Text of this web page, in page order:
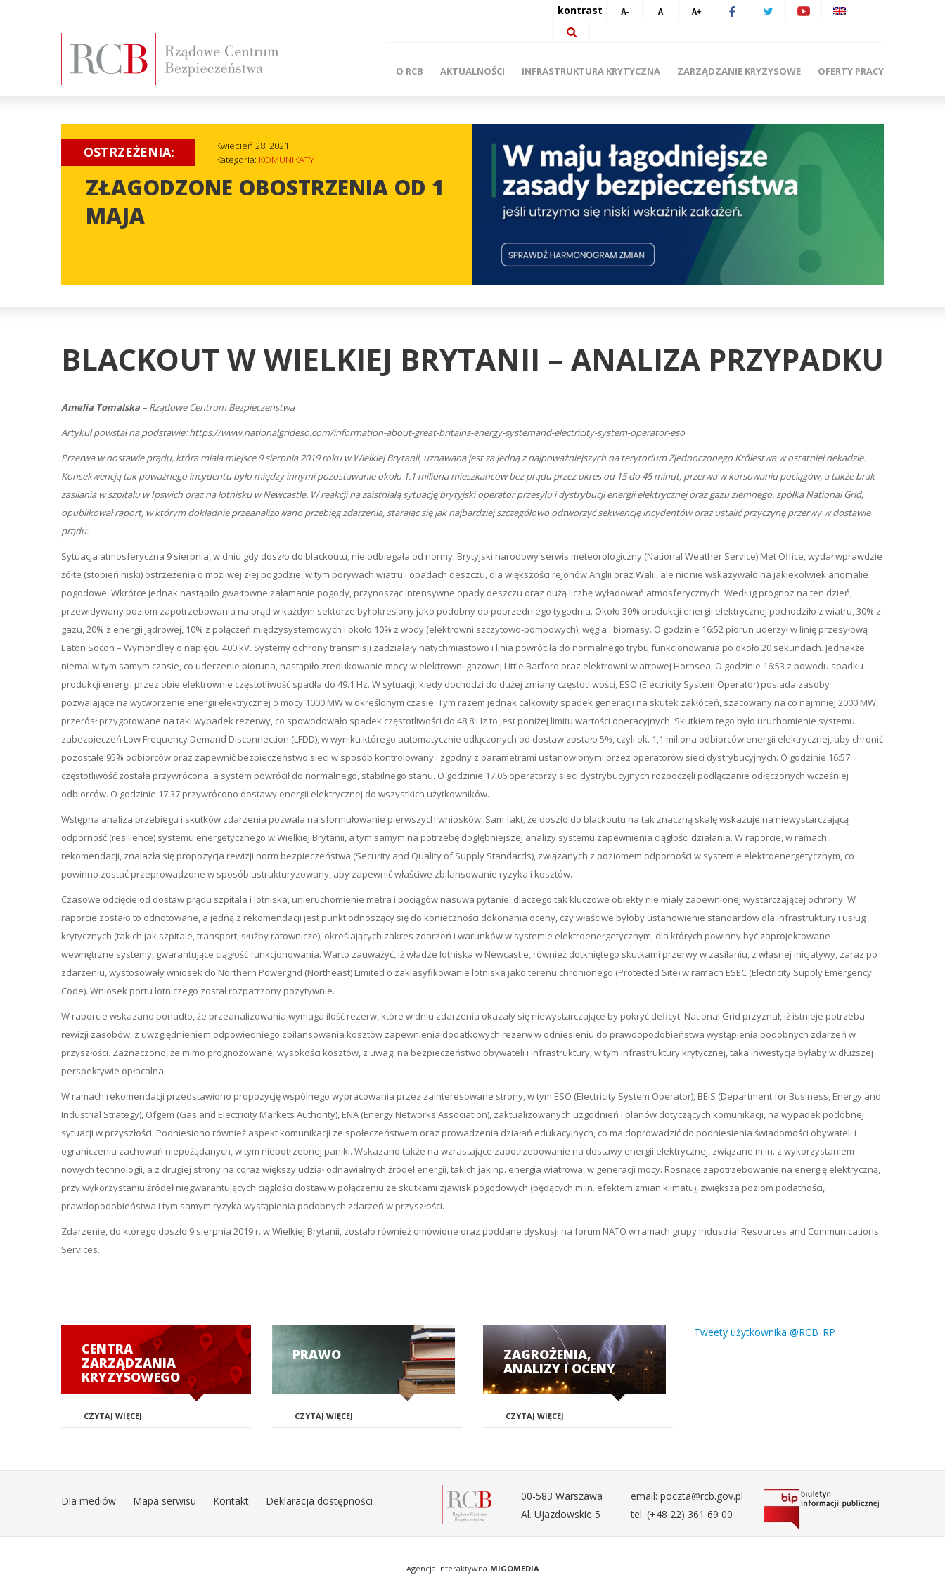
kontrast
O RCB AKTUALNOŚCI INFRASTRUKTURA KRYTYCZNA ZARZĄDZANIE KRYZYSOWE OFERTY PRACY
OSTRZEŻENIA:
Kwiecień 28, 2021
Kategoria: KOMUNIKATY
ZŁAGODZONE OBOSTRZENIA OD 1
MAJA
BLACKOUT W WIELKIEJ BRYTANII – ANALIZA PRZYPADKU
Amelia Tomalska – Rządowe Centrum Bezpieczeństwa
Artykuł powstał na podstawie: https://www.nationalgrideso.com/information-about-great-britains-energy-systemand-electricity-system-operator-eso
Przerwa w dostawie prądu, która miała miejsce 9 sierpnia 2019 roku w Wielkiej Brytanii, uznawana jest za jedną z najpoważniejszych na terytorium Zjednoczonego Królestwa w ostatniej dekadzie.
Konsekwencją tak poważnego incydentu było między innymi pozostawanie około 1,1 miliona mieszkańców bez prądu przez okres od 15 do 45 minut, przerwa w kursowaniu pociągów, a także brak
zasilania w szpitalu w Ipswich oraz na lotnisku w Newcastle. W reakcji na zaistniałą sytuację brytyjski operator przesyłu i dystrybucji energii elektrycznej oraz gazu ziemnego, spółka National Grid,
opublikował raport, w którym dokładnie przeanalizowano przebieg zdarzenia, starając się jak najbardziej szczegółowo odtworzyć sekwencję incydentów oraz ustalić przyczynę przerwy w dostawie
prądu.
Sytuacja atmosferyczna 9 sierpnia, w dniu gdy doszło do blackoutu, nie odbiegała od normy. Brytyjski narodowy serwis meteorologiczny (National Weather Service) Met Office, wydał wprawdzie
żółte (stopień niski) ostrzeżenia o możliwej złej pogodzie, w tym porywach wiatru i opadach deszczu, dla większości rejonów Anglii oraz Walii, ale nic nie wskazywało na jakiekolwiek anomalie
pogodowe. Wkrótce jednak nastąpiło gwałtowne załamanie pogody, przynosząc intensywne opady deszczu oraz dużą liczbę wyładowań atmosferycznych. Według prognoz na ten dzień,
przewidywany poziom zapotrzebowania na prąd w każdym sektorze był określony jako podobny do poprzedniego tygodnia. Około 30% produkcji energii elektrycznej pochodziło z wiatru, 30% z
gazu, 20% z energii jądrowej, 10% z połączeń międzysystemowych i około 10% z wody (elektrowni szczytowo-pompowych), węgla i biomasy. O godzinie 16:52 piorun uderzył w linię przesyłową
Eaton Socon – Wymondley o napięciu 400 kV. Systemy ochrony transmisji zadziałały natychmiastowo i linia powróciła do normalnego trybu funkcjonowania po około 20 sekundach. Jednakże
niemal w tym samym czasie, co uderzenie pioruna, nastąpiło zredukowanie mocy w elektrowni gazowej Little Barford oraz elektrowni wiatrowej Hornsea. O godzinie 16:53 z powodu spadku
produkcji energii przez obie elektrownie częstotliwość spadła do 49.1 Hz. W sytuacji, kiedy dochodzi do dużej zmiany częstotliwości, ESO (Electricity System Operator) posiada zasoby
pozwalające na wytworzenie energii elektrycznej o mocy 1000 MW w określonym czasie. Tym razem jednak całkowity spadek generacji na skutek zakłóceń, szacowany na co najmniej 2000 MW,
przerósł przygotowane na taki wypadek rezerwy, co spowodowało spadek częstotliwości do 48,8 Hz to jest poniżej limitu wartości operacyjnych. Skutkiem tego było uruchomienie systemu
zabezpieczeń Low Frequency Demand Disconnection (LFDD), w wyniku którego automatycznie odłączonych od dostaw zostało 5%, czyli ok. 1,1 miliona odbiorców energii elektrycznej, aby chronić
pozostałe 95% odbiorców oraz zapewnić bezpieczeństwo sieci w sposób kontrolowany i zgodny z parametrami ustanowionymi przez operatorów sieci dystrybucyjnych. O godzinie 16:57
częstotliwość została przywrócona, a system powrócił do normalnego, stabilnego stanu. O godzinie 17:06 operatorzy sieci dystrybucyjnych rozpoczęli podłączanie odłączonych wcześniej
odbiorców. O godzinie 17:37 przywrócono dostawy energii elektrycznej do wszystkich użytkowników.
Wstępna analiza przebiegu i skutków zdarzenia pozwala na sformułowanie pierwszych wniosków. Sam fakt, że doszło do blackoutu na tak znaczną skalę wskazuje na niewystarczającą
odporność (resilience) systemu energetycznego w Wielkiej Brytanii, a tym samym na potrzebę dogłębniejszej analizy systemu zapewnienia ciągłości działania. W raporcie, w ramach
rekomendacji, znalazła się propozycja rewizji norm bezpieczeństwa (Security and Quality of Supply Standards), związanych z poziomem odporności w systemie elektroenergetycznym, co
powinno zostać przeprowadzone w sposób ustrukturyzowany, aby zapewnić właściwe zbilansowanie ryzyka i kosztów.
Czasowe odcięcie od dostaw prądu szpitala i lotniska, unieruchomienie metra i pociągów nasuwa pytanie, dlaczego tak kluczowe obiekty nie miały zapewnionej wystarczającej ochrony. W
raporcie zostało to odnotowane, a jedną z rekomendacji jest punkt odnoszący się do konieczności dokonania oceny, czy właściwe byłoby ustanowienie standardów dla infrastruktury i usług
krytycznych (takich jak szpitale, transport, służby ratownicze), określających zakres zdarzeń i warunków w systemie elektroenergetycznym, dla których powinny być zaprojektowane
wewnętrzne systemy, gwarantujące ciągłość funkcjonowania. Warto zauważyć, iż władze lotniska w Newcastle, również dotkniętego skutkami przerwy w zasilaniu, z własnej inicjatywy, zaraz po
zdarzeniu, wystosowały wniosek do Northern Powergrid (Northeast) Limited o zaklasyfikowanie lotniska jako terenu chronionego (Protected Site) w ramach ESEC (Electricity Supply Emergency
Code). Wniosek portu lotniczego został rozpatrzony pozytywnie.
W raporcie wskazano ponadto, że przeanalizowania wymaga ilość rezerw, które w dniu zdarzenia okazały się niewystarczające by pokryć deficyt. National Grid przyznał, iż istnieje potrzeba
rewizji zasobów, z uwzględnieniem odpowiedniego zbilansowania kosztów zapewnienia dodatkowych rezerw w odniesieniu do prawdopodobieństwa wystąpienia podobnych zdarzeń w
przyszłości. Zaznaczono, że mimo prognozowanej wysokości kosztów, z uwagi na bezpieczeństwo obywateli i infrastruktury, w tym infrastruktury krytycznej, taka inwestycja byłaby w dłuższej
perspektywie opłacalna.
W ramach rekomendacji przedstawiono propozycję wspólnego wypracowania przez zainteresowane strony, w tym ESO (Electricity System Operator), BEIS (Department for Business, Energy and
Industrial Strategy), Ofgem (Gas and Electricity Markets Authority), ENA (Energy Networks Association), zaktualizowanych uzgodnień i planów dotyczących komunikacji, na wypadek podobnej
sytuacji w przyszłości. Podniesiono również aspekt komunikacji ze społeczeństwem oraz prowadzenia działań edukacyjnych, co ma doprowadzić do podniesienia świadomości obywateli i
ograniczenia zachowań niepożądanych, w tym niepotrzebnej paniki. Wskazano także na wzrastające zapotrzebowanie na dostawy energii elektrycznej, związane m.in. z wykorzystaniem
nowych technologii, a z drugiej strony na coraz większy udział odnawialnych źródeł energii, takich jak np. energia wiatrowa, w generacji mocy. Rosnące zapotrzebowanie na energię elektryczną,
przy wykorzystaniu źródeł niegwarantujących ciągłości dostaw w połączeniu ze skutkami zjawisk pogodowych (będących m.in. efektem zmian klimatu), zwiększa poziom podatności,
prawdopodobieństwa i tym samym ryzyka wystąpienia podobnych zdarzeń w przyszłości.
Zdarzenie, do którego doszło 9 sierpnia 2019 r. w Wielkiej Brytanii, zostało również omówione oraz poddane dyskusji na forum NATO w ramach grupy Industrial Resources and Communications
Services.
CENTRA
ZARZĄDZANIA
KRYZYSOWEGO
CZYTAJ WIĘCEJ
PRAWO
CZYTAJ WIĘCEJ
ZAGROŻENIA,
ANALIZY I OCENY
CZYTAJ WIĘCEJ
Tweety użytkownika @RCB_RP
Dla mediów Mapa serwisu Kontakt Deklaracja dostępności
00-583 Warszawa
Al. Ujazdowskie 5
email: poczta@rcb.gov.pl
tel. (+48 22) 361 69 00
Agencja Interaktywna MIGOMEDIA